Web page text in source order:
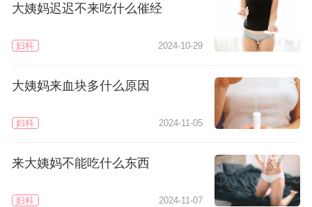
大姨妈迟迟不来吃什么催经
妇科 2024-10-29
大姨妈来血块多什么原因
妇科 2024-11-05
来大姨妈不能吃什么东西
妇科 2024-11-07